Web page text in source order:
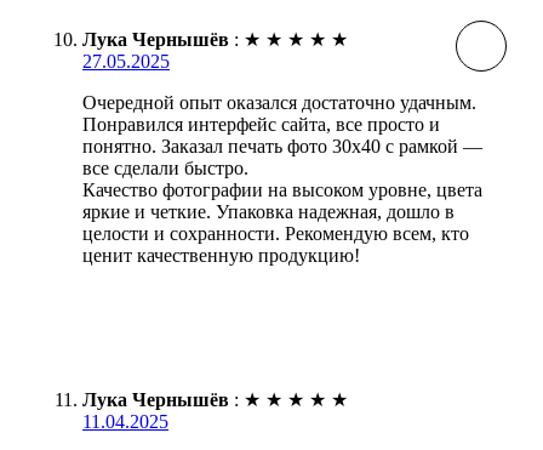
Лука Чернышёв : ★ ★ ★ ★ ★
27.05.2025
Очередной опыт оказался достаточно удачным.
Понравился интерфейс сайта, все просто и
понятно. Заказал печать фото 30х40 с рамкой —
все сделали быстро.
Качество фотографии на высоком уровне, цвета
яркие и четкие. Упаковка надежная, дошло в
целости и сохранности. Рекомендую всем, кто
ценит качественную продукцию!
Лука Чернышёв : ★ ★ ★ ★ ★
11.04.2025